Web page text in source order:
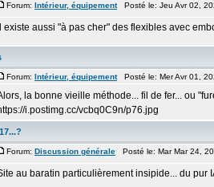
Forum: Intérieur, équipementPosté le: Jeu Avr 02,
Il existe aussi "à pas cher" des flexibles avec
Forum: Intérieur, équipementPosté le: Mer Avr 01,
la bonne vieille méthode... fil de fer... ou
i.postimg.cc/vcbq0C9n/p76.jpg
Forum: Discussion générale Posté le: Mar Mar 24,
au baratin particulièrement insipide... du pur